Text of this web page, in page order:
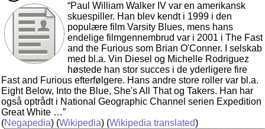
“Paul William Walker IV var en amerikansk
skuespiller. Han blev kendt i 1999 i den
populære film Varsity Blues, mens hans
endelige filmgennembrud var i 2001 i The Fast
and the Furious som Brian O'Conner. I selskab
med bl.a. Vin Diesel og Michelle Rodriguez
høstede han stor succes i de yderligere fire
Fast and Furious efterfølgere. Hans andre store roller var bl.a.
Eight Below, Into the Blue, She's All That og Takers. Han har
også optrådt i National Geographic Channel serien Expedition
Great White …”
(Negapedia) (Wikipedia) (Wikipedia translated)